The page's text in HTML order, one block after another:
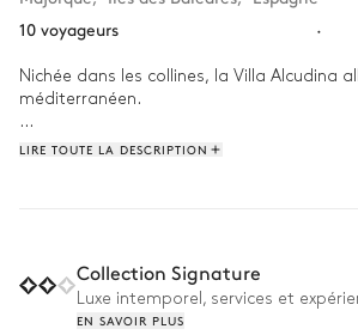
10 voyageurs
·
Nichée dans les collines, la Villa
méditerranéen.
D'une superficie de 400 m², la villa peut
• Préparation quotidienne du petit-
• Gestionnaire de villa sur place :
• Domaine de 25 000 m² : bénéficiez
LIRE TOUTE LA DESCRIPTION
Collection Signature
Luxe intemporel, services et
EN SAVOIR PLUS